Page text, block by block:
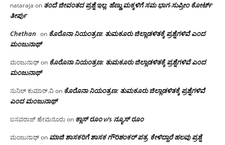
nataraja on ತಂದೆ ಜೀವಂತದ ಪ್ರಶ್ನೆ ಇಲ್ಲ: ಹೆಣ್ಣು ಮಕ್ಕಳಿಗೆ ಸಮ ಭಾಗ-ಸುಪ್ರೀಂ ಕೋರ್ಟ್
ತೀರ್ಪು
Chethan on ಕೊರೊನಾ ನಿಯಂತ್ರಣ: ತುಮಕೂರು ಜಿಲ್ಲಾಡಳಿತಕ್ಕೆ ಪ್ರಶ್ನೆಗಳಿವೆ ಎಂದ
ಮಂಜು‌ನಾಥ್
ಮಂಜುನಾಥ್on ಕೊರೊನಾ ನಿಯಂತ್ರಣ: ತುಮಕೂರು ಜಿಲ್ಲಾಡಳಿತಕ್ಕೆ ಪ್ರಶ್ನೆಗಳಿವೆ ಎಂದ
ಮಂಜು‌ನಾಥ್
ಸುನಿಲ್ ಕುಮಾರ್.ವಿon ಕೊರೊನಾ ನಿಯಂತ್ರಣ: ತುಮಕೂರು ಜಿಲ್ಲಾಡಳಿತಕ್ಕೆ ಪ್ರಶ್ನೆಗಳಿವೆ
ಎಂದ ಮಂಜು‌ನಾಥ್
ಬಸವರಾಜ್ ಹೇಮನೂರುon ಕ್ಲಾಸ್ ರೂಂ v/s ನ್ಯೂಸ್ ರೂಂ
ಮಂಜುನಾಥ್on ಮಾಜಿ ಶಾಸಕರಿಗೆ ಶಾಸಕ ಗೌರಿಶಂಕರ್ ಪತ್ರ, ಕೇಳಿದ್ದಾರೆ ಹಲವು ಪ್ರಶ್ನೆ